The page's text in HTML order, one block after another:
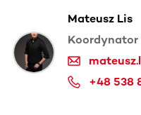
Mateusz Lis
Koordynator
+48 538